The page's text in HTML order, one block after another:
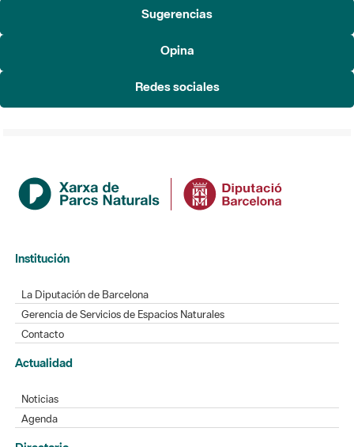
Sugerencias
Opina
Redes sociales
Institución
La Diputación de Barcelona
Gerencia de Servicios de Espacios Naturales
Contacto
Actualidad
Noticias
Agenda